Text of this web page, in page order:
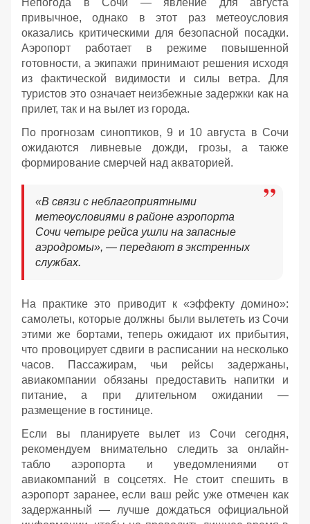
Непогода в Сочи — явление для августа
привычное, однако в этот раз метеоусловия
оказались критическими для безопасной посадки.
Аэропорт работает в режиме повышенной
готовности, а экипажи принимают решения исходя
из фактической видимости и силы ветра. Для
туристов это означает неизбежные задержки как на
прилет, так и на вылет из города.
По прогнозам синоптиков, 9 и 10 августа в Сочи
ожидаются ливневые дожди, грозы, а также
формирование смерчей над акваторией.
«В связи с неблагоприятными
метеоусловиями в районе аэропорта
Сочи четыре рейса ушли на запасные
аэродромы», — передают в экстренных
службах.
На практике это приводит к «эффекту домино»:
самолеты, которые должны были вылететь из Сочи
этими же бортами, теперь ожидают их прибытия,
что провоцирует сдвиги в расписании на несколько
часов. Пассажирам, чьи рейсы задержаны,
авиакомпании обязаны предоставить напитки и
питание, а при длительном ожидании —
размещение в гостинице.
Если вы планируете вылет из Сочи сегодня,
рекомендуем внимательно следить за онлайн-
табло аэропорта и уведомлениями от
авиакомпаний в соцсетях. Не стоит спешить в
аэропорт заранее, если ваш рейс уже отмечен как
задержанный — лучше дождаться официальной